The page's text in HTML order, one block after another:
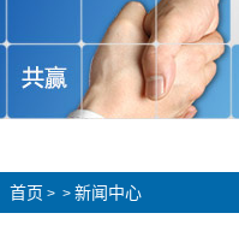
首页 > > 新闻中心